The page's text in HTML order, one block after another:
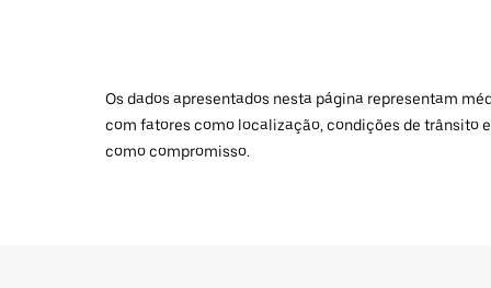
Os dados apresentados nesta página representam
com fatores como localização, condições de trânsito
como compromisso.